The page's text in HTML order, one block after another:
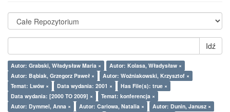
Idź
Autor: Grabski, Władysław Maria ×
Autor: Kolasa, Władysław ×
Autor: Bąbiak, Grzegorz Paweł ×
Autor: Woźniakowski, Krzysztof ×
Temat: Lwów ×
Data wydania: 2001 ×
Has File(s): true ×
Data wydania: [2000 TO 2009] ×
Temat: konferencja ×
Autor: Dymmel, Anna ×
Autor: Cariowa, Natalia ×
Autor: Dunin, Janusz ×